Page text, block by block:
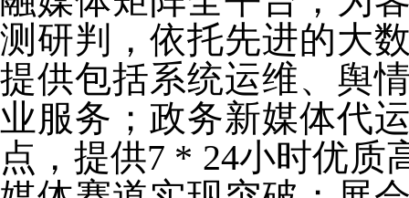
测研判，依托先进的大
提供包括系统运维、舆
业服务；政务新媒体代
点，提供7 * 24小时优质